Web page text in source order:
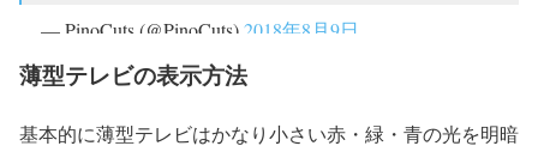
— PinoCuts (@PinoCuts)2018年8月9日
薄型テレビの表示方法
基本的に薄型テレビはかなり小さい赤・緑・青の光を明暗